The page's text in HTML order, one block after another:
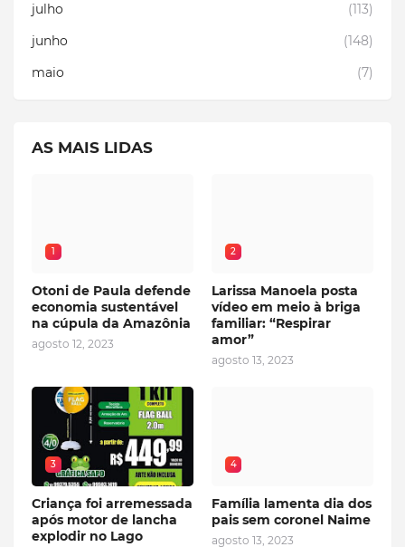
julho
(113)
junho
(148)
maio
(7)
AS MAIS LIDAS
1
Otoni de Paula defende
economia sustentável
na cúpula da Amazônia
agosto 12, 2023
2
Larissa Manoela posta
vídeo em meio à briga
familiar: “Respirar
amor”
agosto 13, 2023
3
Criança foi arremessada
após motor de lancha
explodir no Lago
4
Família lamenta dia dos
pais sem coronel Naime
agosto 13, 2023